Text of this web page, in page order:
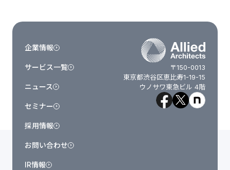
〒150-0013
東京都渋谷区恵比寿1-19-15
ウノサワ東急ビル 4階
企業情報
サービス一覧
ニュース
セミナー
採用情報
お問い合わせ
IR情報